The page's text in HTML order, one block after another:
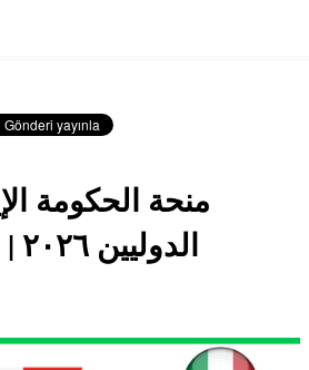
منحة الحكومة
الدوليين ٢٠٢٦ | ممولة بالكامل